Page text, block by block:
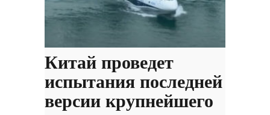
Китай проведет
испытания последней
версии крупнейшего